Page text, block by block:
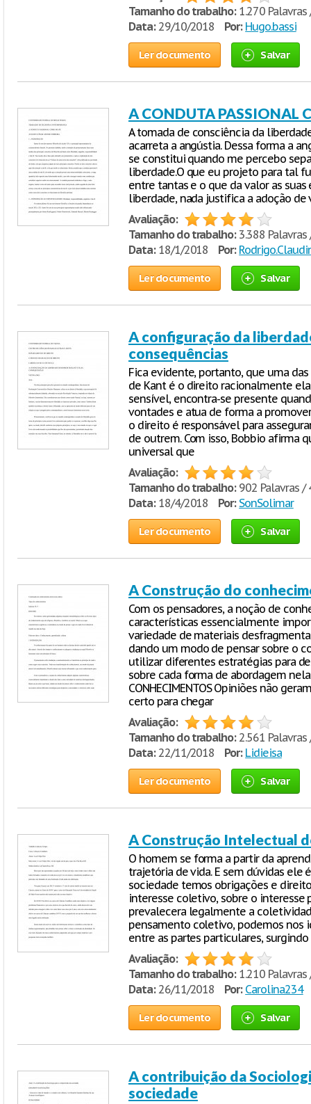
Tamanho do trabalho:1.270 Palavras
Data:29/10/2018 Por: Hugo.bassi
Ler documento Salvar
A CONDUTA PASSIONAL
A tomada de consciência da
acarreta a angústia. Dessa forma a
se constitui quando me percebo
liberdade.O que eu projeto para tal
entre tantas e o que da valor as
liberdade, nada justifica a adoção
Avaliação:
Tamanho do trabalho:3.388 Palavras
Data:18/1/2018 Por:
Ler documento Salvar
A configuração da
consequências
Fica evidente, portanto, que uma
de Kant é o direito racionalmente
sensível, encontra-se presente
vontades e atua de forma a
o direito é responsável para
de outrem. Com isso, Bobbio afirma
universal que
Avaliação:
Tamanho do trabalho:902 Palavras /
Data:18/4/2018 Por:SonSolimar
Ler documento Salvar
A Construção do
Com os pensadores, a noção de
características essencialmente
variedade de materiais
dando um modo de pensar sobre o
utilizar diferentes estratégias para
sobre cada forma de abordagem nela
CONHECIMENTOS Opiniões não
certo para chegar
Avaliação:
Tamanho do trabalho:2.561 Palavras
Data:22/11/2018 Por: Lidieisa
Ler documento Salvar
A Construção Intelectual
O homem se forma a partir da
trajetória de vida. E sem dúvidas ele
sociedade temos obrigações e
interesse coletivo, sobre o interesse
prevalecera legalmente a
pensamento coletivo, podemos nos
entre as partes particulares, surgindo
Avaliação:
Tamanho do trabalho:1.210 Palavras
Data:26/11/2018 Por: Carolina234
Ler documento Salvar
A contribuição da
sociedade